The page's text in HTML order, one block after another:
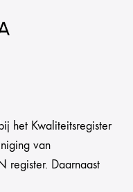
het Kwaliteitsregister
van
register. Daarnaast